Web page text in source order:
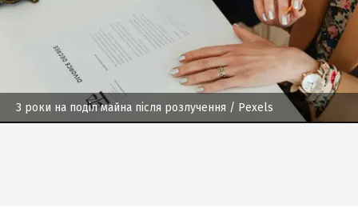
3 роки на поділ майна після розлучення / Pexels